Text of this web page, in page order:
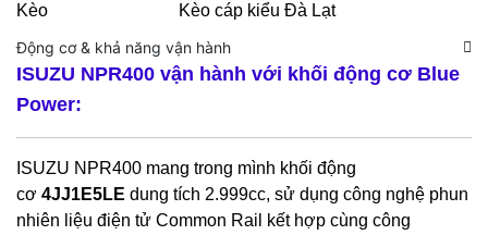
Kèo
Kèo cáp kiểu Đà Lạt
Động cơ & khả năng vận hành
ISUZU NPR400 vận hành với khối động cơ Blue
Power:
ISUZU NPR400 mang trong mình khối động
cơ 4JJ1E5LE dung tích 2.999cc, sử dụng công nghệ phun
nhiên liệu điện tử Common Rail kết hợp cùng công